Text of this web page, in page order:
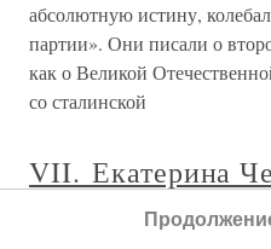
абсолютную истину,
партии». Они писали о
как о Великой
со сталинской
VII. Екатерина
Бирона